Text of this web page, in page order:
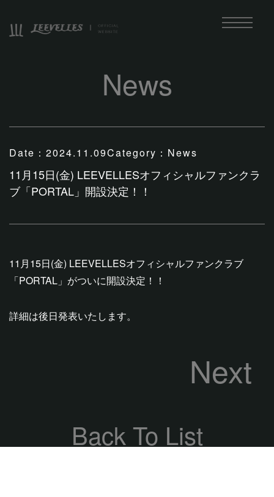
News
Date： 2024.11.09Category： News
11月15日(金) LEEVELLESオフィシャルファンクラ
ブ「PORTAL」開設決定！！
11月15日(金) LEEVELLESオフィシャルファンクラブ
「PORTAL」がついに開設決定！！
詳細は後日発表いたします。
Next
Back To List